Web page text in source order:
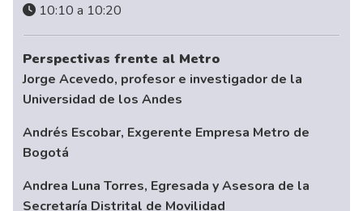
10:10 a 10:20
Perspectivas frente al Metro
Jorge Acevedo, profesor e investigador de la
Universidad de los Andes
Andrés Escobar, Exgerente Empresa Metro de
Bogotá
Andrea Luna Torres, Egresada y Asesora de la
Secretaría Distrital de Movilidad